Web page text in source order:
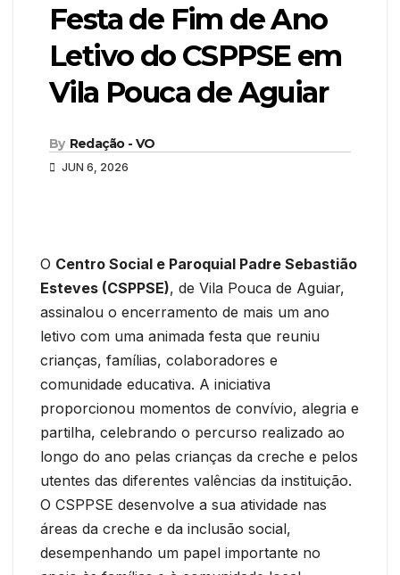
Festa de Fim de Ano
Letivo do CSPPSE em
Vila Pouca de Aguiar
By Redação - VO
JUN 6, 2026
O Centro Social e Paroquial Padre Sebastião
Esteves (CSPPSE), de Vila Pouca de Aguiar,
assinalou o encerramento de mais um ano
letivo com uma animada festa que reuniu
crianças, famílias, colaboradores e
comunidade educativa. A iniciativa
proporcionou momentos de convívio, alegria e
partilha, celebrando o percurso realizado ao
longo do ano pelas crianças da creche e pelos
utentes das diferentes valências da instituição.
O CSPPSE desenvolve a sua atividade nas
áreas da creche e da inclusão social,
desempenhando um papel importante no